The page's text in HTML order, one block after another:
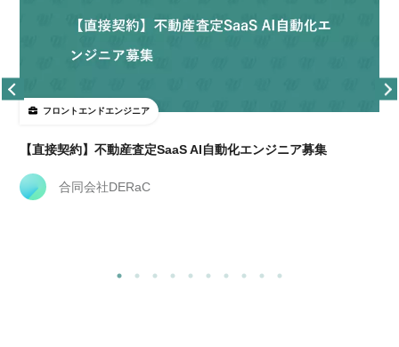
フロントエンドエンジニア
【直接契約】不動産査定SaaS AI自動化エンジニア募集
合同会社DERaC